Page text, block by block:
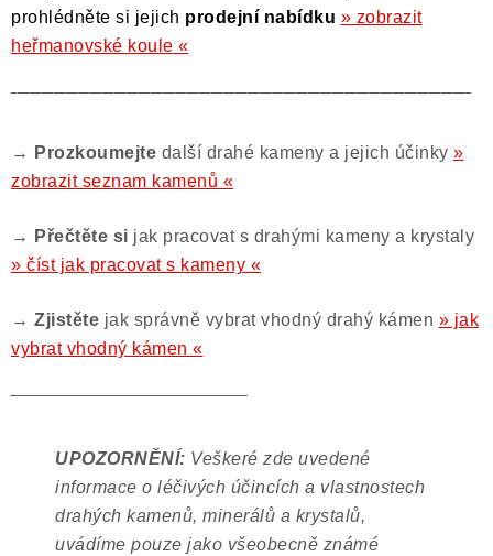
prohlédněte si jejich prodejní nabídku » zobrazit
heřmanovské koule «
‾‾‾‾‾‾‾‾‾‾‾‾‾‾‾‾‾‾‾‾‾‾‾‾‾‾‾‾‾‾‾‾‾‾‾‾‾‾‾‾‾‾‾‾‾‾‾‾‾‾‾‾‾‾‾‾‾‾‾‾‾‾‾‾‾‾‾‾‾‾‾‾‾‾‾‾
→ Prozkoumejte další drahé kameny a jejich účinky »
zobrazit seznam kamenů «
→ Přečtěte si jak pracovat s drahými kameny a krystaly
» číst jak pracovat s kameny «
→ Zjistěte jak správně vybrat vhodný drahý kámen » jak
vybrat vhodný kámen «
UPOZORNĚNÍ: Veškeré zde uvedené
informace o léčivých účincích a vlastnostech
drahých kamenů, minerálů a krystalů,
uvádíme pouze jako všeobecně známé